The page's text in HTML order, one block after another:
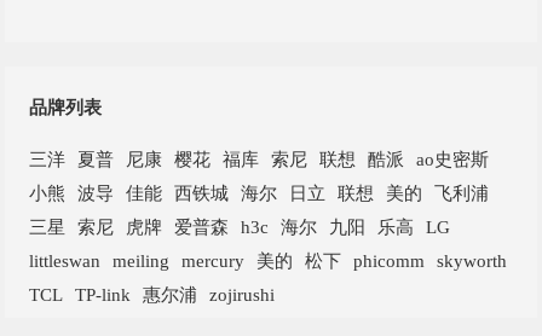
品牌列表
三洋 夏普 尼康 樱花 福库 索尼 联想 酷派
ao史密斯
小熊
波导 佳能 西铁城 海尔 日立 联想 美的
飞利浦
三星
索尼 虎牌 爱普森 h3c 海尔 九阳 乐高
LG
littleswan
meiling mercury 美的 松下 phicomm
skyworth
TCL
TP-link 惠尔浦 zojirushi